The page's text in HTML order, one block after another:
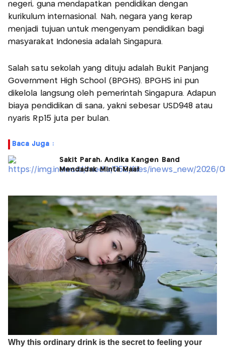
negeri, guna mendapatkan pendidikan dengan
kurikulum internasional. Nah, negara yang kerap
menjadi tujuan untuk mengenyam pendidikan bagi
masyarakat Indonesia adalah Singapura.
Salah satu sekolah yang dituju adalah Bukit Panjang
Government High School (BPGHS). BPGHS ini pun
dikelola langsung oleh pemerintah Singapura. Adapun
biaya pendidikan di sana, yakni sebesar USD948 atau
nyaris Rp15 juta per bulan.
Baca Juga :
Sakit Parah, Andika Kangen Band
Mendadak Minta Maaf